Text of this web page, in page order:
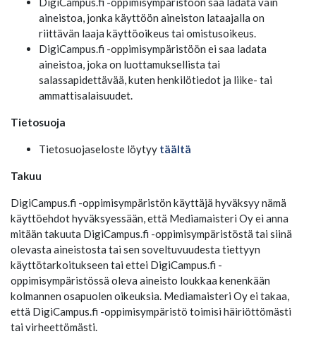
aineistoa, jonka käyttöön aineiston lataajalla on
riittävän laaja käyttöoikeus tai omistusoikeus.
DigiCampus.fi -oppimisympäristöön ei saa ladata
aineistoa, joka on luottamuksellista tai
salassapidettävää, kuten henkilötiedot ja liike- tai
ammattisalaisuudet.
Tietosuoja
Tietosuojaseloste löytyy täältä
Takuu
DigiCampus.fi -oppimisympäristön käyttäjä hyväksyy nämä
käyttöehdot hyväksyessään, että Mediamaisteri Oy ei anna
mitään takuuta DigiCampus.fi -oppimisympäristöstä tai siinä
olevasta aineistosta tai sen soveltuvuudesta tiettyyn
käyttötarkoitukseen tai ettei DigiCampus.fi -
oppimisympäristössä oleva aineisto loukkaa kenenkään
kolmannen osapuolen oikeuksia. Mediamaisteri Oy ei takaa,
että DigiCampus.fi -oppimisympäristö toimisi häiriöttömästi
tai virheettömästi.